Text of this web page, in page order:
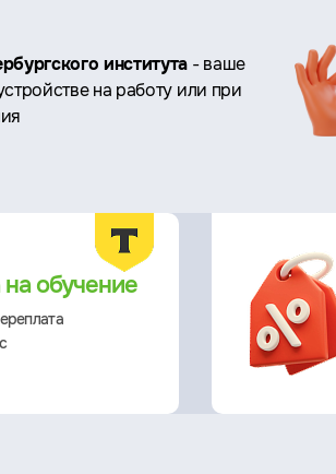
института - ваше
на работу или при
обучение